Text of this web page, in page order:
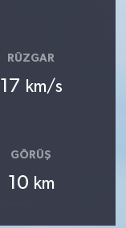
RÜZGAR
17 km/s
GÖRÜŞ
10 km